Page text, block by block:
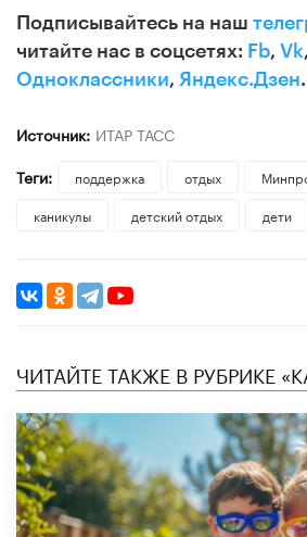
Подписывайтесь на наш
читайте нас в соцсетях: Fb, Vk,
Одноклассники, Яндекс.Дзен.
Источник: ИТАР ТАСС
Теги:
поддержка отдых
каникулы
детский отдых дети
ЧИТАЙТЕ ТАКЖЕ В РУБРИКЕ